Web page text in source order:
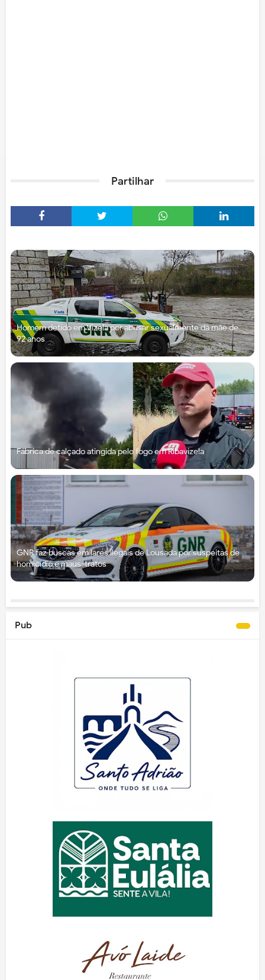
Partilhar
Homem detido em Vizela por abusar sexualmente da mãe de
92 anos
Fábrica de calçado atingida pelo fogo em Ribavizela
GNR faz buscas em lares ilegais de Lousada por suspeitas de
homicídio e maus-tratos
Pub